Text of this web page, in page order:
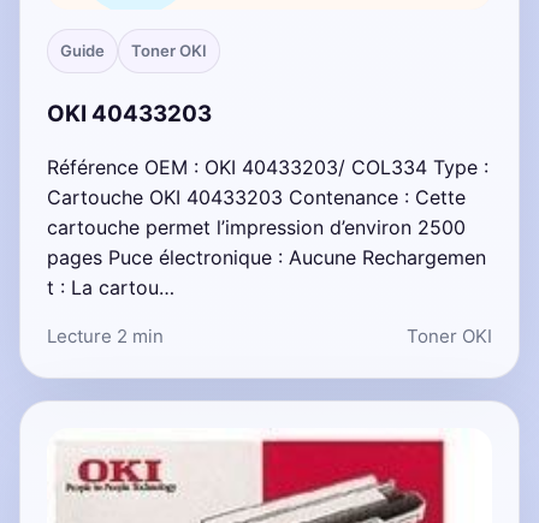
Guide Toner OKI
OKI 40433203
Référence OEM : OKI 40433203/ COL334 Type :
Cartouche OKI 40433203 Contenance : Cette
cartouche permet l’impression d’environ 2500
pages Puce électronique : Aucune Rechargemen
t : La cartou…
Lecture 2 min Toner OKI